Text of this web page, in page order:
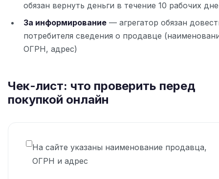
обязан вернуть деньги в течение 10 рабочих
За информирование — агрегатор обязан
потребителя сведения о продавце
ОГРН, адрес)
Чек-лист: что проверить перед
покупкой онлайн
На сайте указаны наименование продавца,
ОГРН и адрес